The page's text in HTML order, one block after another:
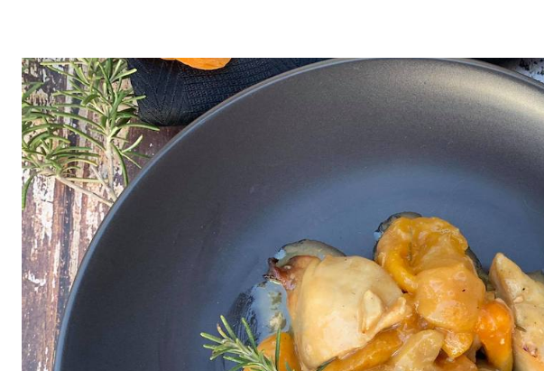
Brunch
Cookies
Diet
Easter